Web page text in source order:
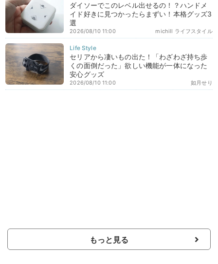
ダイソーでこのレベル出せるの！？ハンドメ
イド好きに見つかったらまずい！本格グッズ3
選
michill ライフスタイル
2026/08/10 11:00
セリアから凄いもの出た！「わざわざ持ち歩
くの面倒だった」欲しい機能が一体になった
安心グッズ
如月せり
2026/08/10 11:00
もっと見る